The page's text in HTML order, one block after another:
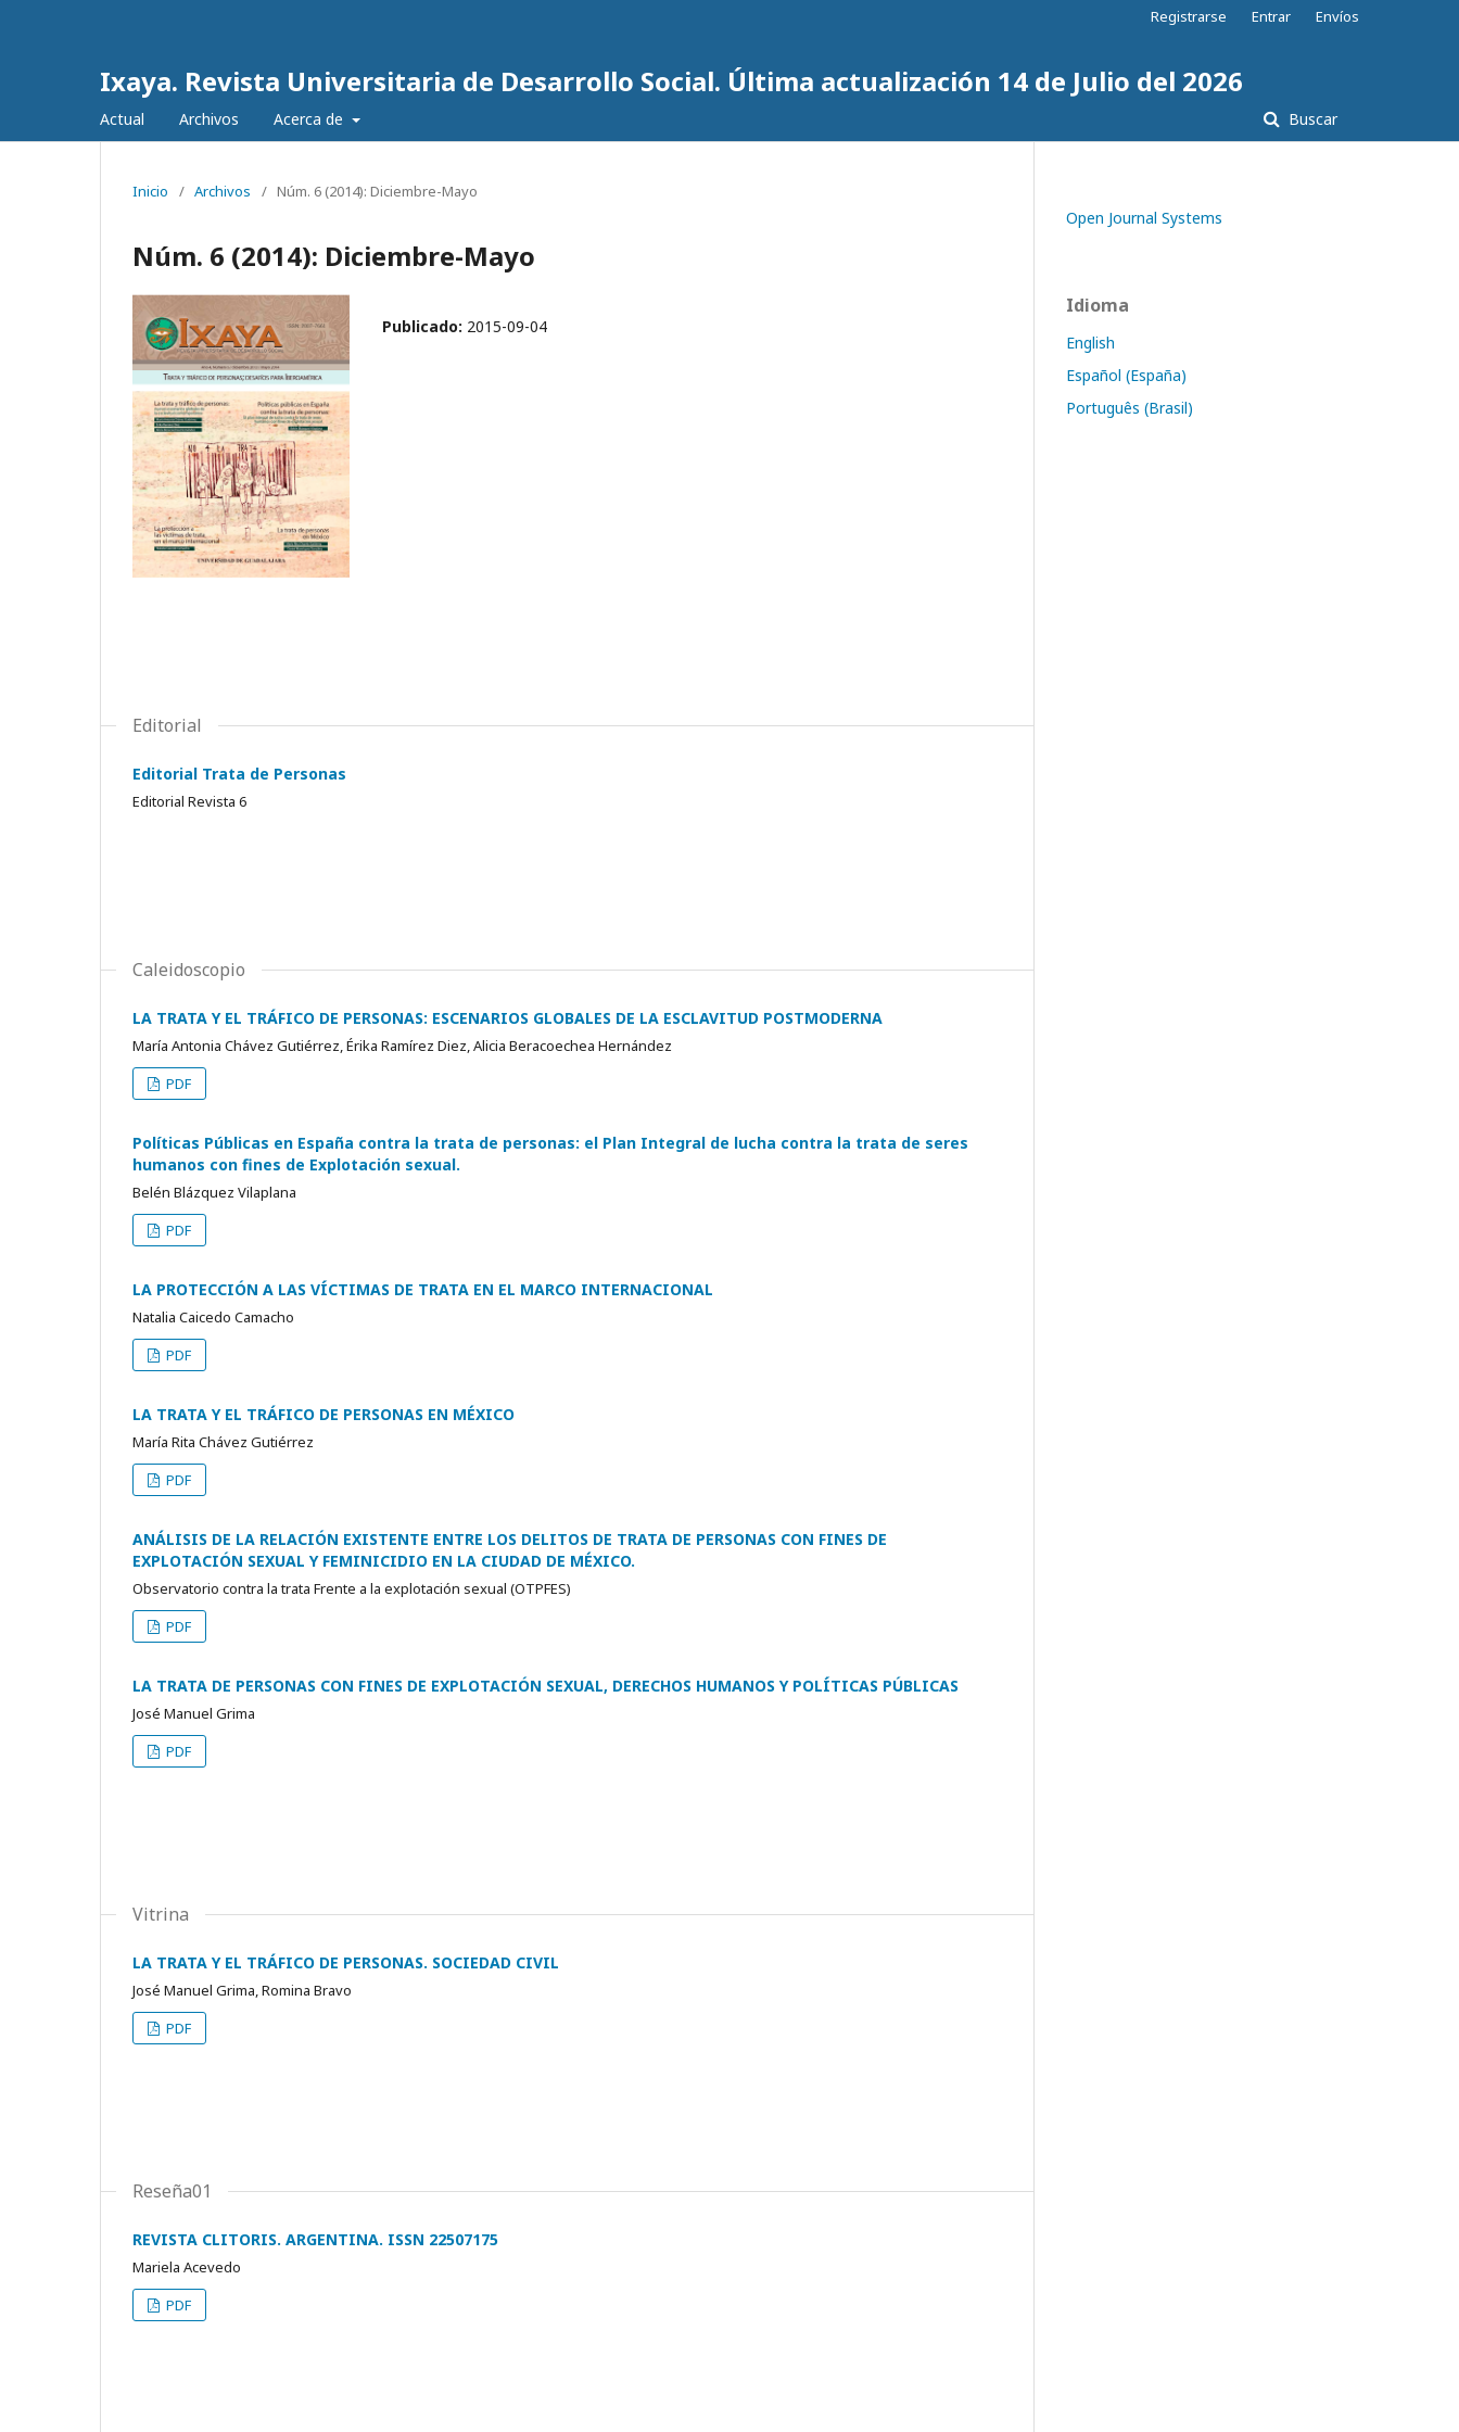
Ixaya. Revista Universitaria de Desarrollo Social. Última actualización 14 de Julio del 2026
Actual Archivos Acerca de Buscar
Registrarse Entrar Envíos
Inicio / Archivos / Núm. 6 (2014): Diciembre-Mayo
Núm. 6 (2014): Diciembre-Mayo
Publicado: 2015-09-04
Editorial
Editorial Trata de Personas
Editorial Revista 6
Caleidoscopio
LA TRATA Y EL TRÁFICO DE PERSONAS: ESCENARIOS GLOBALES DE LA ESCLAVITUD POSTMODERNA
María Antonia Chávez Gutiérrez, Érika Ramírez Diez, Alicia Beracoechea Hernández
PDF
Políticas Públicas en España contra la trata de personas: el Plan Integral de lucha contra la trata de seres
humanos con fines de Explotación sexual.
Belén Blázquez Vilaplana
PDF
LA PROTECCIÓN A LAS VÍCTIMAS DE TRATA EN EL MARCO INTERNACIONAL
Natalia Caicedo Camacho
PDF
LA TRATA Y EL TRÁFICO DE PERSONAS EN MÉXICO
María Rita Chávez Gutiérrez
PDF
ANÁLISIS DE LA RELACIÓN EXISTENTE ENTRE LOS DELITOS DE TRATA DE PERSONAS CON FINES DE
EXPLOTACIÓN SEXUAL Y FEMINICIDIO EN LA CIUDAD DE MÉXICO.
Observatorio contra la trata Frente a la explotación sexual (OTPFES)
PDF
LA TRATA DE PERSONAS CON FINES DE EXPLOTACIÓN SEXUAL, DERECHOS HUMANOS Y POLÍTICAS PÚBLICAS
José Manuel Grima
PDF
Vitrina
LA TRATA Y EL TRÁFICO DE PERSONAS. SOCIEDAD CIVIL
José Manuel Grima, Romina Bravo
PDF
Reseña01
REVISTA CLITORIS. ARGENTINA. ISSN 22507175
Mariela Acevedo
PDF
Open Journal Systems
Idioma
English
Español (España)
Português (Brasil)